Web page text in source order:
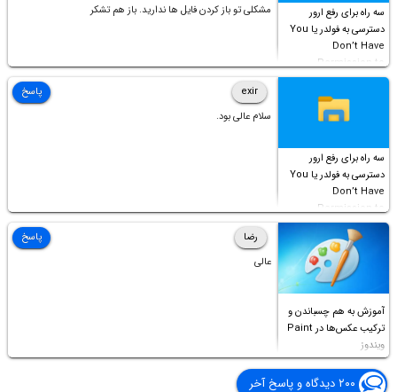
سه راه برای رفع ارور
دسترسی به فولدر یا You
Don’t Have
Permission to
Access this folder
مشکلی تو باز کردن فایل ها ندارید. باز هم تشکر
سه راه برای رفع ارور
دسترسی به فولدر یا You
Don’t Have
Permission to
Access this folder
exir
سلام عالی بود.
پاسخ
آموزش به هم چسباندن و
ترکیب عکس‌ها در Paint
ویندوز
رضا
عالی
پاسخ
۲۰۰ دیدگاه و پاسخ آخر